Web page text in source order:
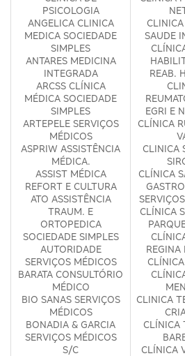
PSICOLOGIA
ANGELICA CLINICA
MEDICA SOCIEDADE
SIMPLES
ANTARES MEDICINA
INTEGRADA
ARCSS CLÍNICA
MÉDICA SOCIEDADE
SIMPLES
ARTEPELE SERVIÇOS
MÉDICOS
ASPRIW ASSISTÊNCIA
MÉDICA.
ASSIST MÉDICA
REFORT E CULTURA
ATO ASSISTÊNCIA
TRAUM. E
ORTOPEDICA
SOCIEDADE SIMPLES
AUTORIDADE
SERVIÇOS MÉDICOS
BARATA CONSULTÓRIO
MÉDICO
BIO SANAS SERVIÇOS
MÉDICOS
BONADIA & GARCIA
SERVIÇOS MÉDICOS
S/C
SAUDE
REAB.
EGRI E
CLÍNICA
CLINICA
CLÍNICA
CLÍNICA
REGINA
CLINICA
CLÍNICA
CLÍNICA